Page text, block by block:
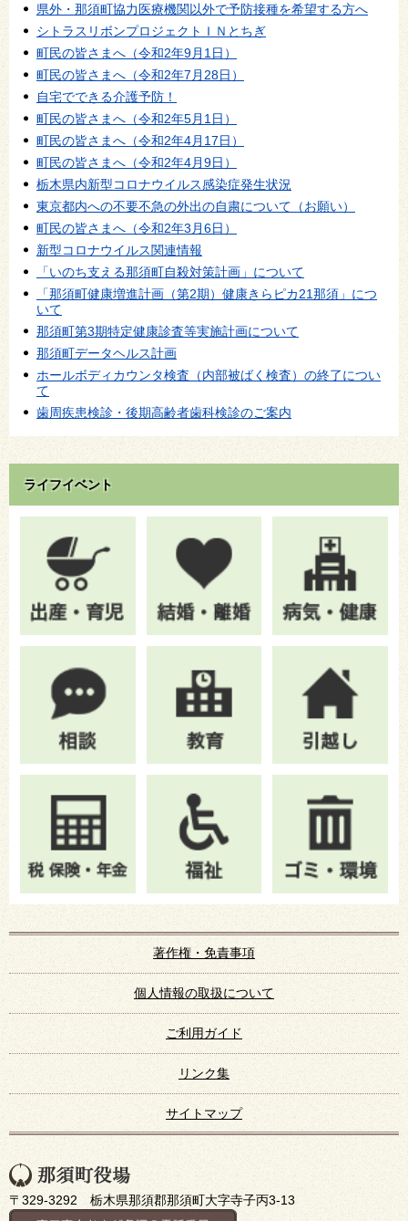
県外・那須町協力医療機関以外で予防接種を希望する方へ
シトラスリボンプロジェクトＩＮとちぎ
町民の皆さまへ（令和2年9月1日）
町民の皆さまへ（令和2年7月28日）
自宅でできる介護予防！
町民の皆さまへ（令和2年5月1日）
町民の皆さまへ（令和2年4月17日）
町民の皆さまへ（令和2年4月9日）
栃木県内新型コロナウイルス感染症発生状況
東京都内への不要不急の外出の自粛について（お願い）
町民の皆さまへ（令和2年3月6日）
新型コロナウイルス関連情報
「いのち支える那須町自殺対策計画」について
「那須町健康増進計画（第2期）健康きらピカ21那須」につ
いて
那須町第3期特定健康診査等実施計画について
那須町データヘルス計画
ホールボディカウンタ検査（内部被ばく検査）の終了につい
て
歯周疾患検診・後期高齢者歯科検診のご案内
ライフイベント
著作権・免責事項
個人情報の取扱について
ご利用ガイド
リンク集
サイトマップ
〒329-3292 栃木県那須郡那須町大字寺子丙3-13